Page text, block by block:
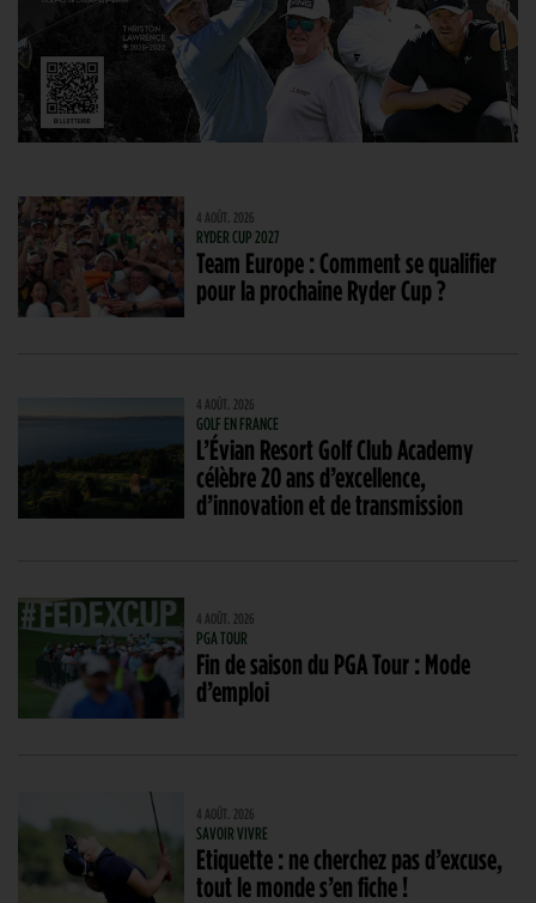
4 AOÛT. 2026
RYDER CUP 2027
Team Europe : Comment se qualifier
pour la prochaine Ryder Cup ?
4 AOÛT. 2026
GOLF EN FRANCE
L’Évian Resort Golf Club Academy
célèbre 20 ans d’excellence,
d’innovation et de transmission
4 AOÛT. 2026
PGA TOUR
Fin de saison du PGA Tour : Mode
d’emploi
4 AOÛT. 2026
SAVOIR VIVRE
Etiquette : ne cherchez pas d’excuse,
tout le monde s’en fiche !